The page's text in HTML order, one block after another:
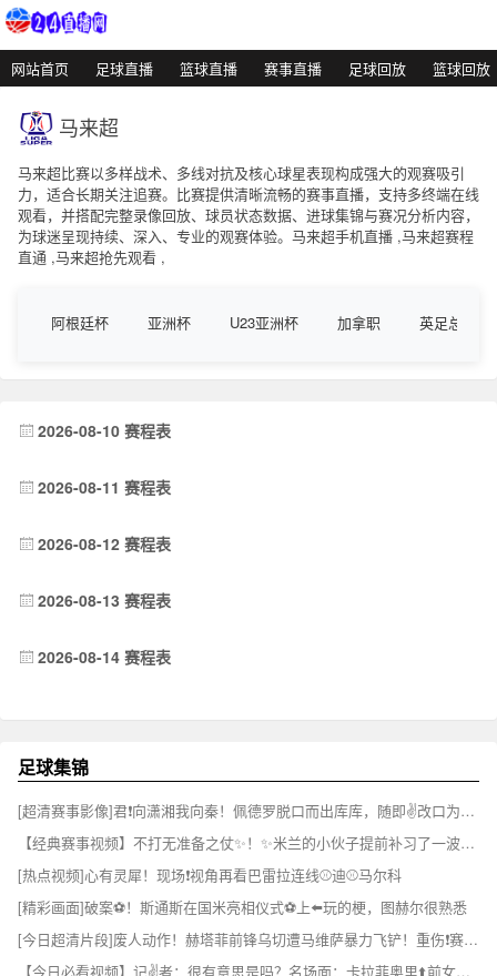
网站首页 足球直播 篮球直播 赛事直播 足球回放 篮球回放
马来超
马来超比赛以多样战术、多线对抗及核心球星表现构成强大的观赛吸引
力，适合长期关注追赛。比赛提供清晰流畅的赛事直播，支持多终端在线
观看，并搭配完整录像回放、球员状态数据、进球集锦与赛况分析内容，
为球迷呈现持续、深入、专业的观赛体验。马来超手机直播 ,马来超赛程
直通 ,马来超抢先观看 ,
阿根廷杯 亚洲杯 U23亚洲杯 加拿职 英足总杯
2026-08-10 赛程表
2026-08-11 赛程表
2026-08-12 赛程表
2026-08-13 赛程表
2026-08-14 赛程表
足球集锦
[超清赛事影像]君❗向潇湘我向秦！佩德罗脱口而出库库，随即✌️改口为福法纳~
【经典赛事视频】不打无准备之仗✨！✨米兰的小伙子提前补习了一波雅加达知识！✌️
[热点视频]心有灵犀！现场❗视角再看巴雷拉连线⚾迪⚾马尔科
[精彩画面]破案⚽！斯通斯在国米亮相仪式⚽上⬅️玩的梗，图赫尔很熟悉
[今日超清片段]废人动作！赫塔菲前锋乌切遭马维萨暴力飞铲！重伤❗赛季报销！
【今日必看视频】记✌️者：很有意思是吗？名场面：卡拉菲奥里⬆️前女友宣示主权！